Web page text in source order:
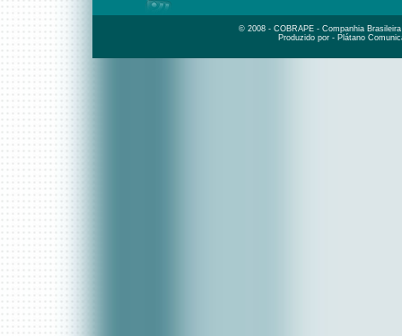
© 2008 - COBRAPE - Companhia
Produzido por - Plátano